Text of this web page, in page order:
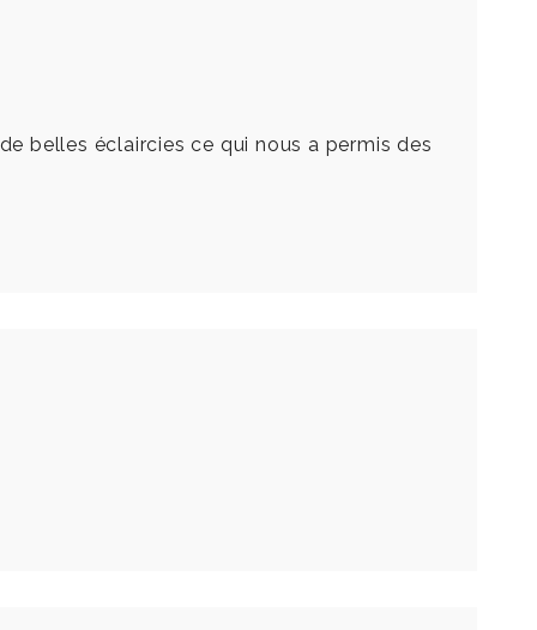
belles éclaircies ce qui nous a permis des